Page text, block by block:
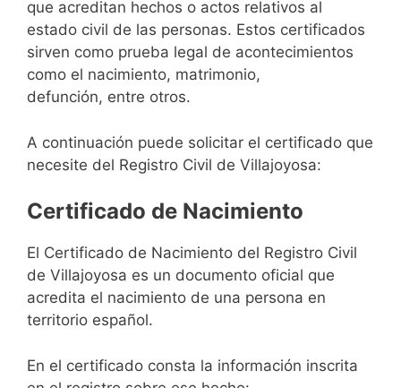
que acreditan hechos o actos relativos al
estado civil de las personas. Estos certificados
sirven como prueba legal de acontecimientos
como el nacimiento, matrimonio,
defunción, entre otros.
A continuación puede solicitar el certificado que
necesite del Registro Civil de Villajoyosa:
Certificado de Nacimiento
El Certificado de Nacimiento del Registro Civil
de Villajoyosa es un documento oficial que
acredita el nacimiento de una persona en
territorio español.
En el certificado consta la información inscrita